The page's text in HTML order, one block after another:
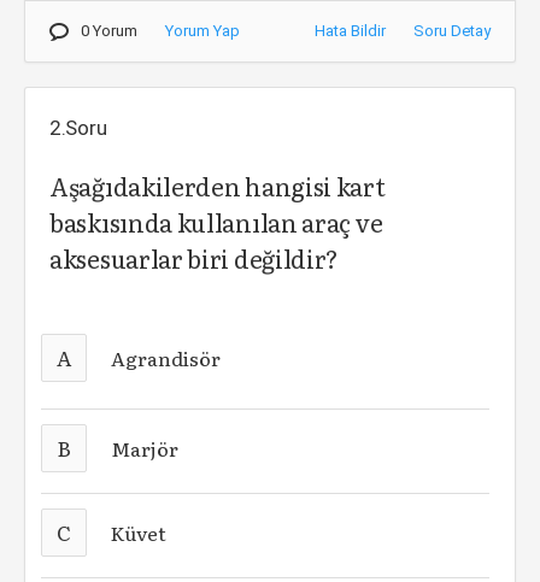
0 Yorum Yorum Yap Hata Bildir Soru Detay
2.Soru
Aşağıdakilerden hangisi kart
baskısında kullanılan araç ve
aksesuarlar biri değildir?
A Agrandisör
B Marjör
C Küvet